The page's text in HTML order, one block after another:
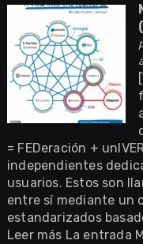
= FEDeración +
independientes
usuarios. Estos son
entre sí mediante un
estandarizados
Leer más La entrada